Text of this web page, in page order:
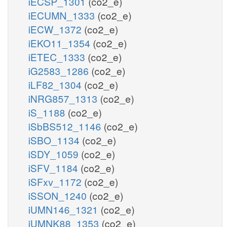
iECUMN_1333 (co2_e)
iECW_1372 (co2_e)
iEKO11_1354 (co2_e)
iETEC_1333 (co2_e)
iG2583_1286 (co2_e)
iLF82_1304 (co2_e)
iNRG857_1313 (co2_e)
iS_1188 (co2_e)
iSbBS512_1146 (co2_e)
iSBO_1134 (co2_e)
iSDY_1059 (co2_e)
iSFV_1184 (co2_e)
iSFxv_1172 (co2_e)
iSSON_1240 (co2_e)
iUMN146_1321 (co2_e)
iUMNK88_1353 (co2_e)